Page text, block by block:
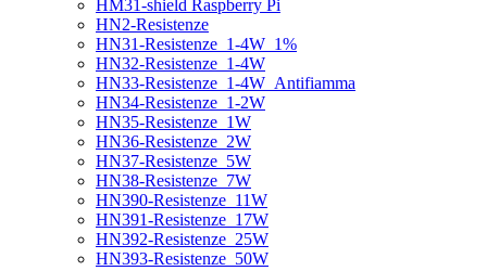
HM31-shield Raspberry Pi
HN2-Resistenze
HN31-Resistenze_1-4W_1%
HN32-Resistenze_1-4W
HN33-Resistenze_1-4W_Antifiamma
HN34-Resistenze_1-2W
HN35-Resistenze_1W
HN36-Resistenze_2W
HN37-Resistenze_5W
HN38-Resistenze_7W
HN390-Resistenze_11W
HN391-Resistenze_17W
HN392-Resistenze_25W
HN393-Resistenze_50W